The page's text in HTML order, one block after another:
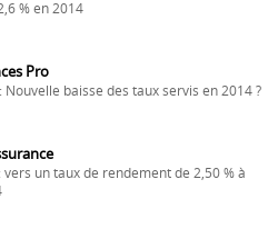
% en 2014
Pro
Nouvelle baisse des taux servis en 2014 ?
vers un taux de rendement de 2,50 % à